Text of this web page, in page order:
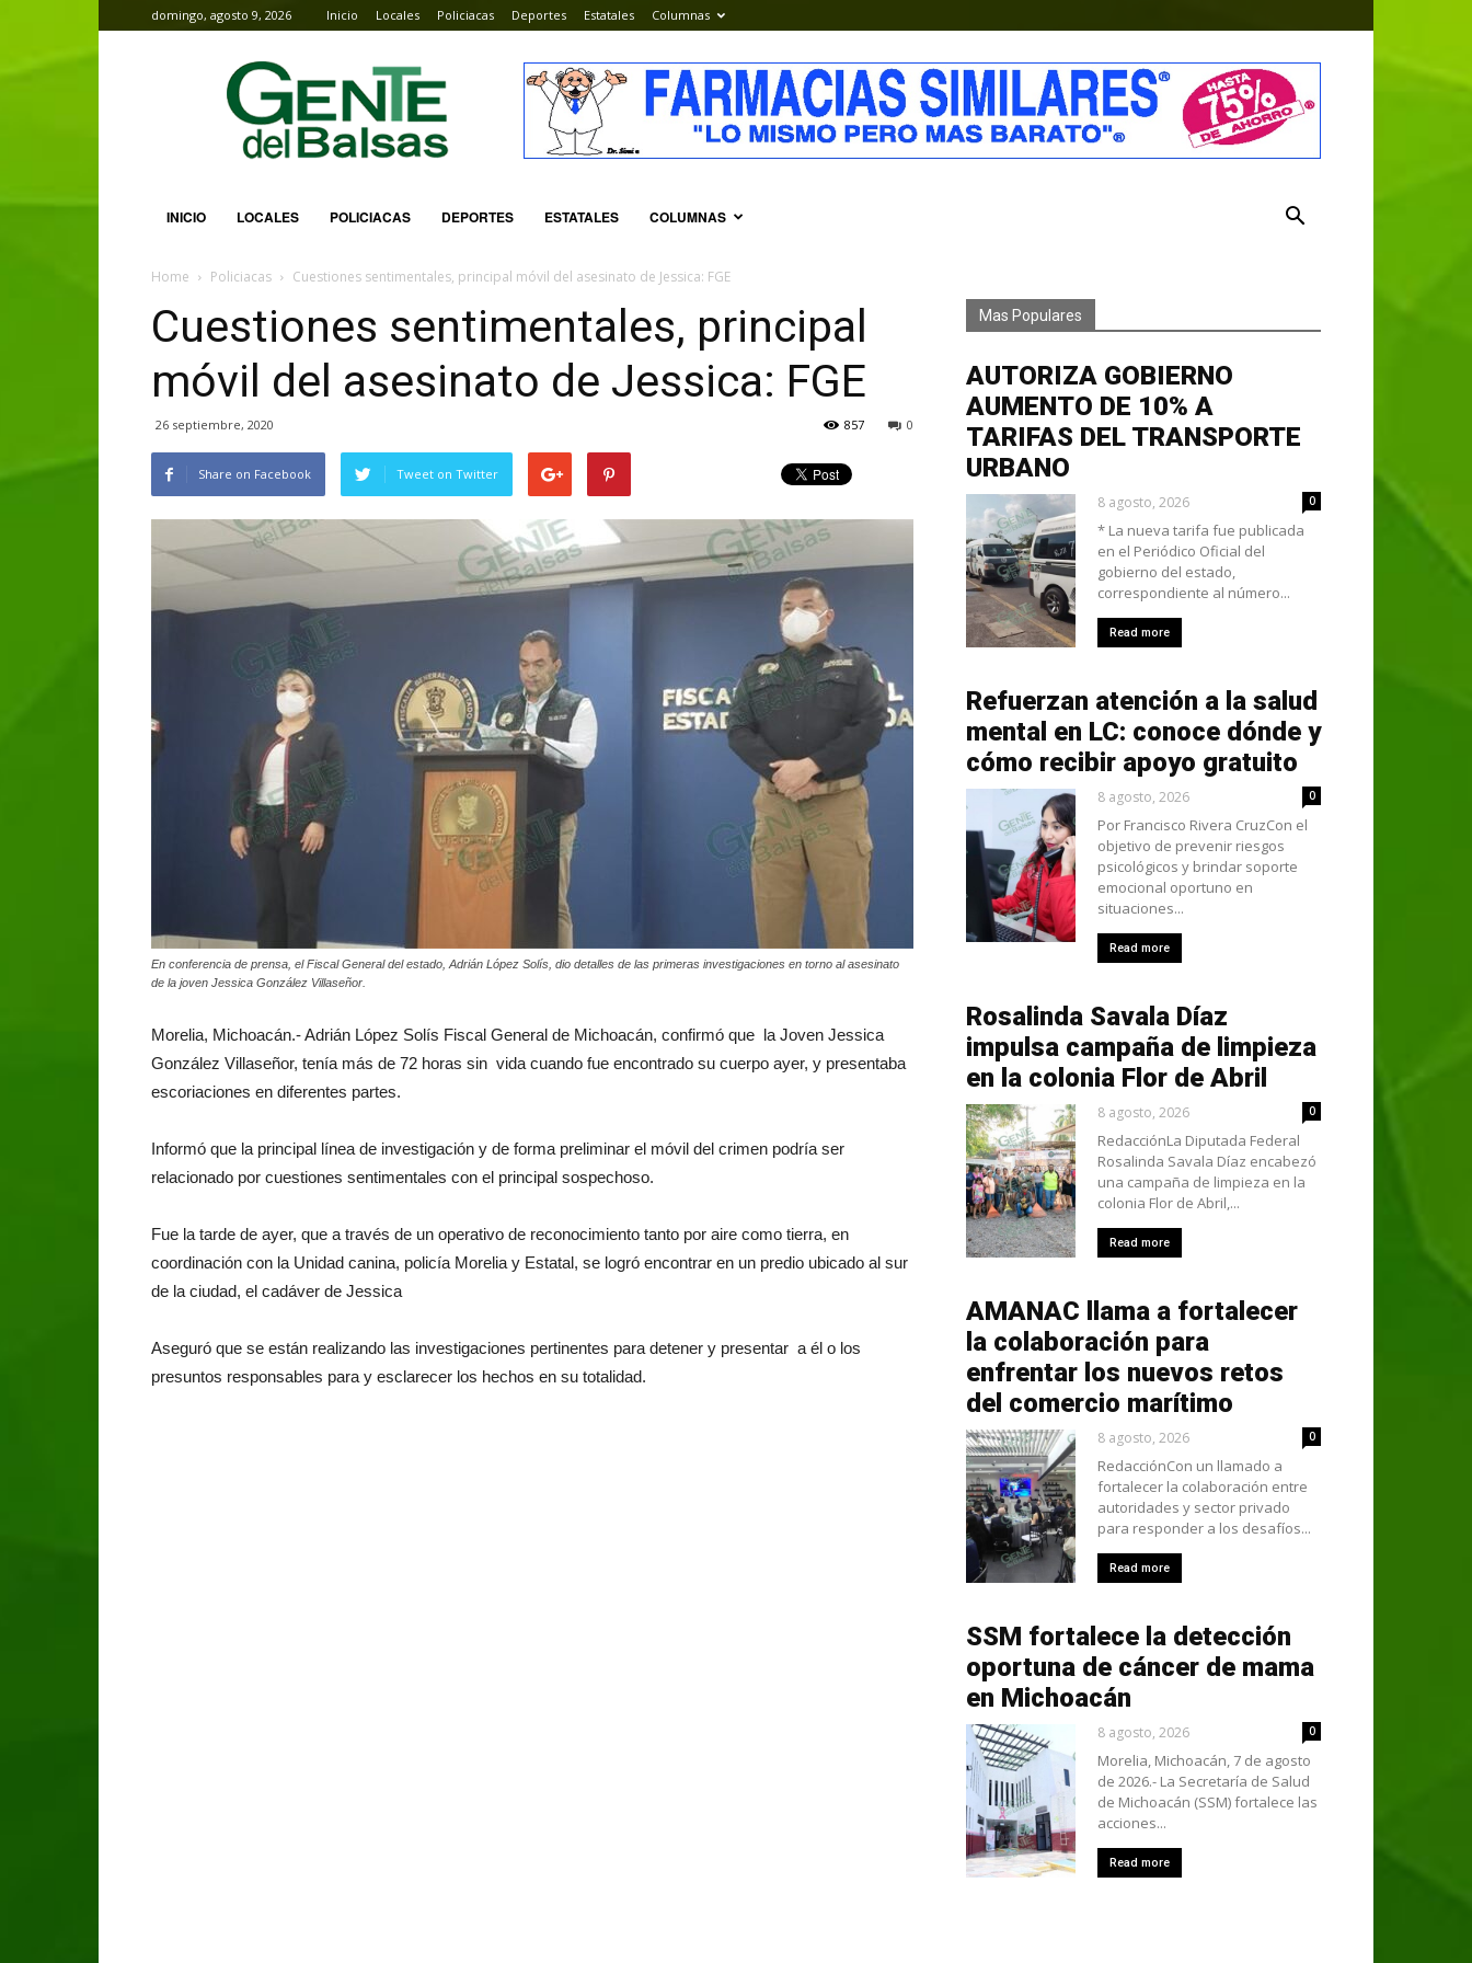
domingo, agosto 9, 2026 Inicio Locales Policiacas Deportes Estatales Columnas
Gente
del
Balsas
INICIO LOCALES POLICIACAS DEPORTES ESTATALES COLUMNAS
Home Policiacas Cuestiones sentimentales, principal móvil del asesinato de Jessica: FGE
Cuestiones sentimentales, principal
móvil del asesinato de Jessica: FGE
26 septiembre, 2020 0
857
Share on Facebook Tweet on Twitter
En conferencia de prensa, el Fiscal General del estado, Adrián López Solís, dio detalles de las primeras investigaciones en torno al asesinato
de la joven Jessica González Villaseñor.
Morelia, Michoacán.- Adrián López Solís Fiscal General de Michoacán, confirmó que la Joven Jessica
González Villaseñor, tenía más de 72 horas sin vida cuando fue encontrado su cuerpo ayer, y presentaba
escoriaciones en diferentes partes.
Informó que la principal línea de investigación y de forma preliminar el móvil del crimen podría ser
relacionado por cuestiones sentimentales con el principal sospechoso.
Fue la tarde de ayer, que a través de un operativo de reconocimiento tanto por aire como tierra, en
coordinación con la Unidad canina, policía Morelia y Estatal, se logró encontrar en un predio ubicado al sur
de la ciudad, el cadáver de Jessica
Aseguró que se están realizando las investigaciones pertinentes para detener y presentar a él o los
presuntos responsables para y esclarecer los hechos en su totalidad.
Mas Populares
AUTORIZA GOBIERNO
AUMENTO DE 10% A
TARIFAS DEL TRANSPORTE
URBANO
8 agosto, 2026 0
* La nueva tarifa fue publicada
en el Periódico Oficial del
gobierno del estado,
correspondiente al número...
Read more
Refuerzan atención a la salud
mental en LC: conoce dónde y
cómo recibir apoyo gratuito
8 agosto, 2026 0
Por Francisco Rivera CruzCon el
objetivo de prevenir riesgos
psicológicos y brindar soporte
emocional oportuno en
situaciones...
Read more
Rosalinda Savala Díaz
impulsa campaña de limpieza
en la colonia Flor de Abril
8 agosto, 2026 0
RedacciónLa Diputada Federal
Rosalinda Savala Díaz encabezó
una campaña de limpieza en la
colonia Flor de Abril,...
Read more
AMANAC llama a fortalecer
la colaboración para
enfrentar los nuevos retos
del comercio marítimo
8 agosto, 2026 0
RedacciónCon un llamado a
fortalecer la colaboración entre
autoridades y sector privado
para responder a los desafíos...
Read more
SSM fortalece la detección
oportuna de cáncer de mama
en Michoacán
8 agosto, 2026 0
Morelia, Michoacán, 7 de agosto
de 2026.- La Secretaría de Salud
de Michoacán (SSM) fortalece las
acciones...
Read more